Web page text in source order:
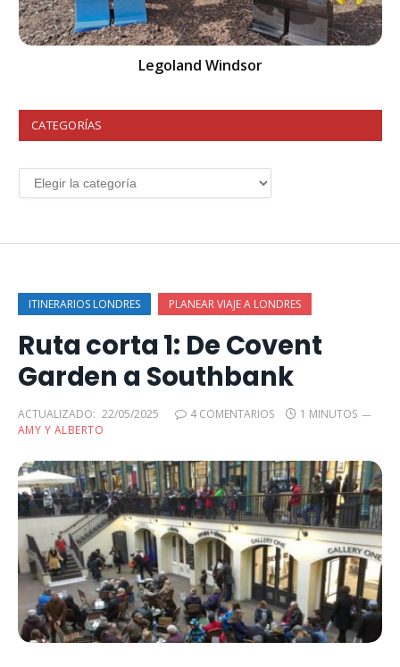
Legoland Windsor
CATEGORÍAS
ITINERARIOS LONDRES PLANEAR VIAJE A LONDRES
Ruta corta 1: De Covent
Garden a Southbank
ACTUALIZADO: 22/05/2025 4 COMENTARIOS
1 MINUTOS
AMY Y ALBERTO